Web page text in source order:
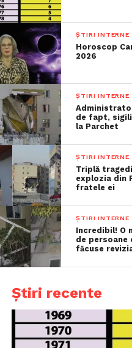
ȘTIRI INTERNE
Horoscop
2026
ȘTIRI INTERNE
de fapt,
la Parchet
ȘTIRI INTERNE
Triplă
explozia din
fratele ei
ȘTIRI INTERNE
Incredibil! O
de persoane
făcuse
Știri recente